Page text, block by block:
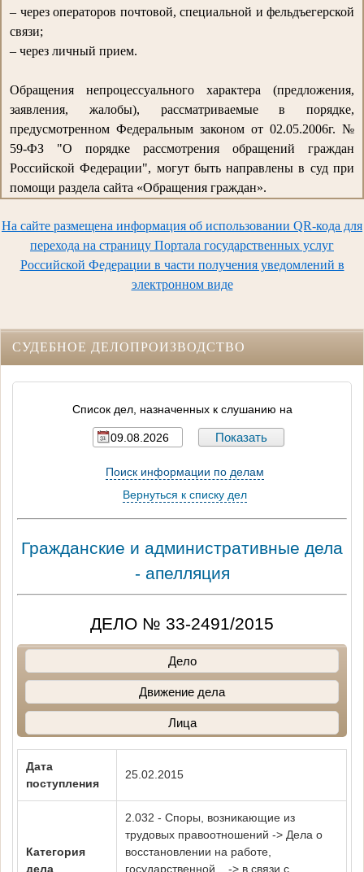
– через операторов почтовой, специальной и фельдъегерской
связи;
– через личный прием.
Обращения непроцессуального характера (предложения,
заявления, жалобы), рассматриваемые в порядке,
предусмотренном Федеральным законом от 02.05.2006г. №
59-ФЗ "О порядке рассмотрения обращений граждан
Российской Федерации", могут быть направлены в суд при
помощи раздела сайта «Обращения граждан».
На сайте размещена информация об использовании QR-кода для
перехода на страницу Портала государственных услуг
Российской Федерации в части получения уведомлений в
электронном виде
СУДЕБНОЕ ДЕЛОПРОИЗВОДСТВО
Список дел, назначенных к слушанию на
Поиск информации по делам
Вернуться к списку дел
Гражданские и административные дела
- апелляция
ДЕЛО № 33-2491/2015
Дело
Движение дела
Лица
Дата
поступления
25.02.2015
Категория
дела
2.032 - Споры, возникающие из
трудовых правоотношений -> Дела о
восстановлении на работе,
государственной... -> в связи с